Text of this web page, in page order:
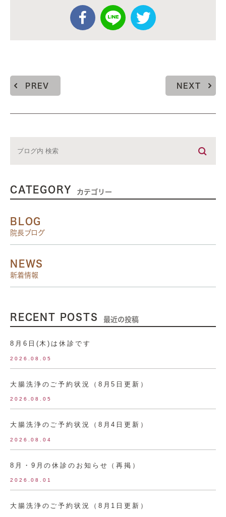
PREV NEXT
CATEGORY カテゴリー
BLOG
院長ブログ
NEWS
新着情報
RECENT POSTS 最近の投稿
8月6日(木)は休診です
2026.08.05
大腸洗浄のご予約状況（8月5日更新）
2026.08.05
大腸洗浄のご予約状況（8月4日更新）
2026.08.04
8月・9月の休診のお知らせ（再掲）
2026.08.01
大腸洗浄のご予約状況（8月1日更新）